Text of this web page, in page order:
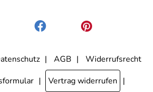
am Ende des Newsletters anklicke. Die
habe ich zur Kenntnis genommen.
AGB
Widerrufsrecht
Vertrag widerrufen